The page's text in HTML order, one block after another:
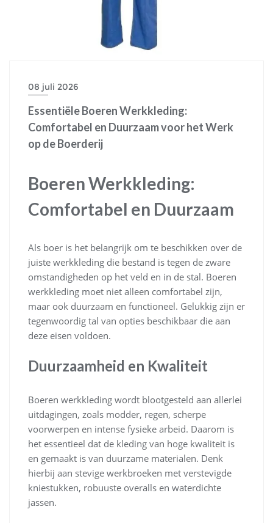
08 juli 2026
Essentiële Boeren Werkkleding:
Comfortabel en Duurzaam voor het Werk
op de Boerderij
Boeren Werkkleding:
Comfortabel en Duurzaam
Als boer is het belangrijk om te beschikken over de
juiste werkkleding die bestand is tegen de zware
omstandigheden op het veld en in de stal. Boeren
werkkleding moet niet alleen comfortabel zijn,
maar ook duurzaam en functioneel. Gelukkig zijn er
tegenwoordig tal van opties beschikbaar die aan
deze eisen voldoen.
Duurzaamheid en Kwaliteit
Boeren werkkleding wordt blootgesteld aan allerlei
uitdagingen, zoals modder, regen, scherpe
voorwerpen en intense fysieke arbeid. Daarom is
het essentieel dat de kleding van hoge kwaliteit is
en gemaakt is van duurzame materialen. Denk
hierbij aan stevige werkbroeken met verstevigde
kniestukken, robuuste overalls en waterdichte
jassen.